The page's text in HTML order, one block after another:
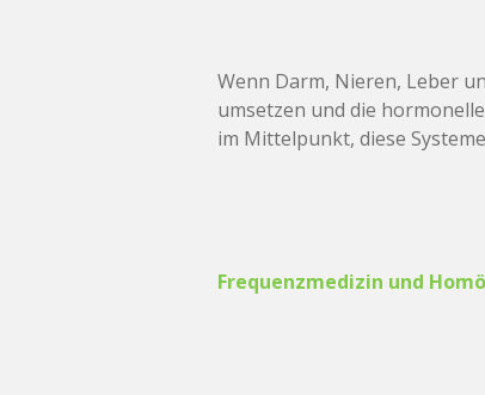
Wenn Darm, Nieren, Leber
umsetzen und die
im Mittelpunkt, diese
Frequenzmedizin und